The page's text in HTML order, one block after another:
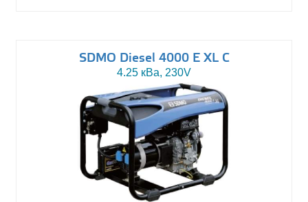
SDMO Diesel 4000 E XL C
4.25 кВа, 230V